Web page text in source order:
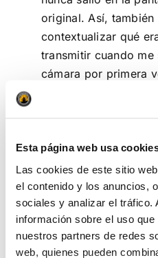
Esta página web usa
Las cookies de este sitio
el contenido y los anuncios,
sociales y analizar el tráfico.
información sobre el uso
nuestros partners de redes
web, quienes pueden
original. Así, también
contextualizar qué
transmitir cuando me
cámara por primera
Otras